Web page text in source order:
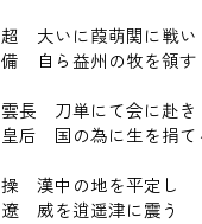
大いに葭萌関に戦い
州の牧を領す
長 刀単にて会に赴き
為に生を捐て
漢中の地を平定し
逍遥津に震う